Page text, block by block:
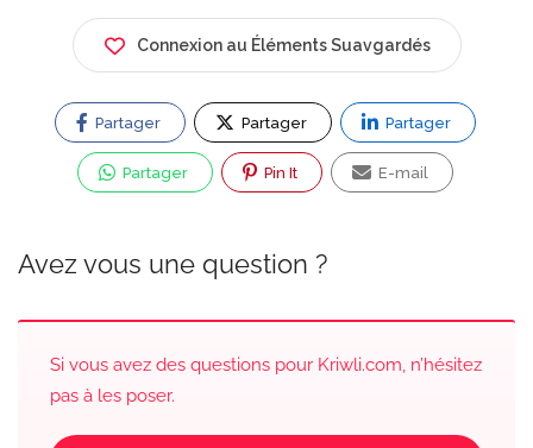
Connexion au Éléments Suavgardés
Partager Partager Partager
Partager Pin It E-mail
Avez vous une question ?
Si vous avez des questions pour Kriwli.com, n’hésitez
pas à les poser.